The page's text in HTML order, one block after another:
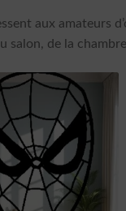
aux amateurs
de la